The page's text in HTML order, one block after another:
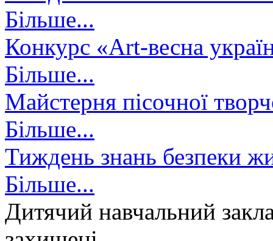
Більше...
Конкурс «Art-весна
Більше...
Майстерня пісочної
Більше...
Тиждень знань безпеки
Більше...
Дитячий навчальний